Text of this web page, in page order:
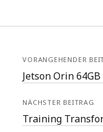
VORANGEHENDER
Jetson Orin
NÄCHSTER BEITRAG
Training